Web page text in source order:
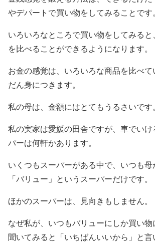
やデパートで買い物をしてみることです
いろいろなところで買い物をしてみる
を比べることができるようになります。
お金の感覚は、いろいろな商品を比べ
だん身につきます。
私の母は、金額にはとてもうるさいです
私の実家は愛媛の田舎ですが、車でいけ
パーは何軒かあります。
いくつもスーパーがある中で、いつも
「バリュー」というスーパーだけです。
ほかのスーパーは、見向きもしません。
なぜ私が、いつもバリューにしか買い物
聞いてみると「いちばんいいから」と言